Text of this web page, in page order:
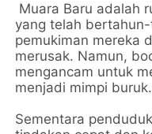
Muara Baru adalah
yang telah
pemukiman mereka
merusak. Namun,
mengancam untuk
menjadi mimpi buruk.
Sementara